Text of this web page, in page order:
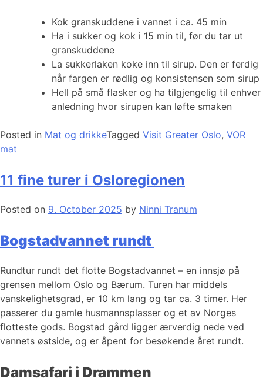
Kok granskuddene i vannet i ca. 45 min
Ha i sukker og kok i 15 min til, før du tar ut
granskuddene
La sukkerlaken koke inn til sirup. Den er ferdig
når fargen er rødlig og konsistensen som sirup
Hell på små flasker og ha tilgjengelig til enhver
anledning hvor sirupen kan løfte smaken
Posted in Mat og drikkeTagged Visit Greater Oslo, VOR
mat
11 fine turer i Osloregionen
Posted on 9. October 2025 by Ninni Tranum
Bogstadvannet rundt
Rundtur rundt det flotte Bogstadvannet – en innsjø på
grensen mellom Oslo og Bærum. Turen har middels
vanskelighetsgrad, er 10 km lang og tar ca. 3 timer. Her
passerer du gamle husmannsplasser og et av Norges
flotteste gods. Bogstad gård ligger ærverdig nede ved
vannets østside, og er åpent for besøkende året rundt.
Damsafari i Drammen